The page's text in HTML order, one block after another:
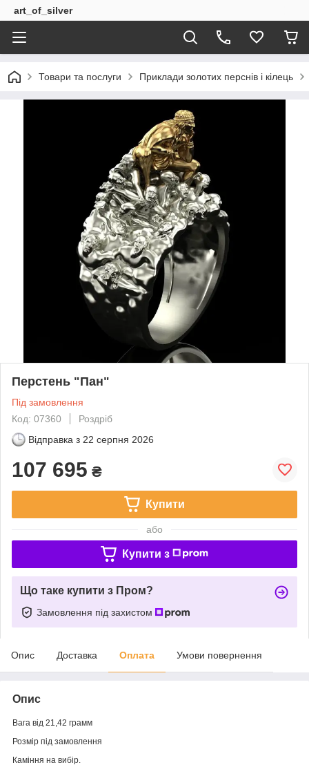
art_of_silver
Товари та послуги Приклади золотих перснів і кілець
Перстень "Пан"
Під замовлення
Код: 07360
Роздріб
Відправка з 22 серпня 2026
107 695 ₴
Купити
або
Купити з
Що таке купити з Пром?
Замовлення під захистом
Опис Доставка Оплата Умови повернення
Опис
Вага від 21,42 грамм
Розмір під замовлення
Каміння на вибір.